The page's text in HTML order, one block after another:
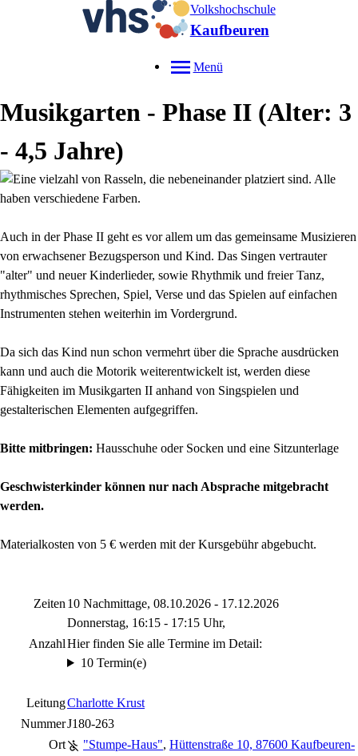
Volkshochschule
Kaufbeuren
Menü
Musikgarten - Phase II (Alter: 3
- 4,5 Jahre)
Auch in der Phase II geht es vor allem um das gemeinsame Musizieren
von erwachsener Bezugsperson und Kind. Das Singen vertrauter
"alter" und neuer Kinderlieder, sowie Rhythmik und freier Tanz,
rhythmisches Sprechen, Spiel, Verse und das Spielen auf einfachen
Instrumenten stehen weiterhin im Vordergrund.
Da sich das Kind nun schon vermehrt über die Sprache ausdrücken
kann und auch die Motorik weiterentwickelt ist, werden diese
Fähigkeiten im Musikgarten II anhand von Singspielen und
gestalterischen Elementen aufgegriffen.
Bitte mitbringen: Hausschuhe oder Socken und eine Sitzunterlage
Geschwisterkinder können nur nach Absprache mitgebracht
werden.
Materialkosten von 5 € werden mit der Kursgebühr abgebucht.
Zeiten 10 Nachmittage, 08.10.2026 - 17.12.2026
Donnerstag, 16:15 - 17:15 Uhr,
AnzahlHier finden Sie alle Termine im Detail:
10 Termin(e)
LeitungCharlotte Krust
NummerJ180-263
Ort
"Stumpe-Haus", Hüttenstraße 10, 87600 Kaufbeuren-